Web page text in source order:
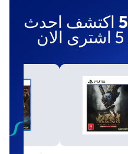
اكتشف احدث